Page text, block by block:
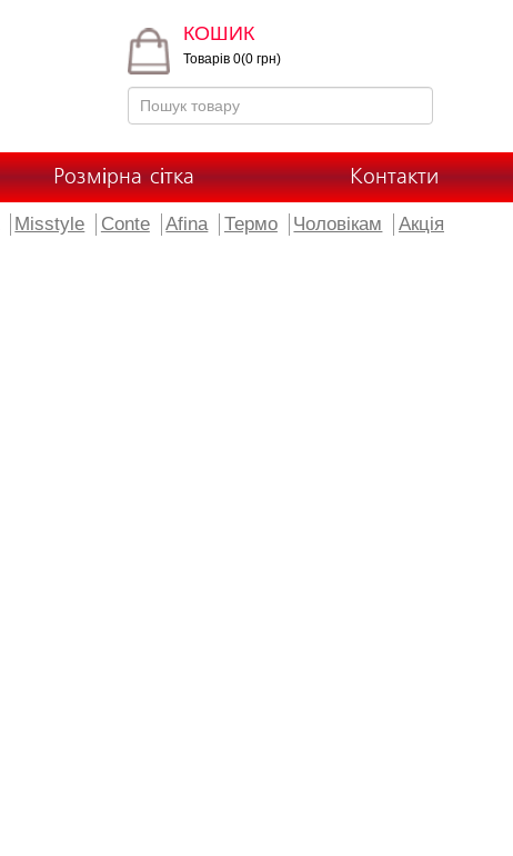
КОШИК
Товарів 0(0 грн)
Розмірна сітка Контакти
Misstyle Conte Afina Термо Чоловікам Акція